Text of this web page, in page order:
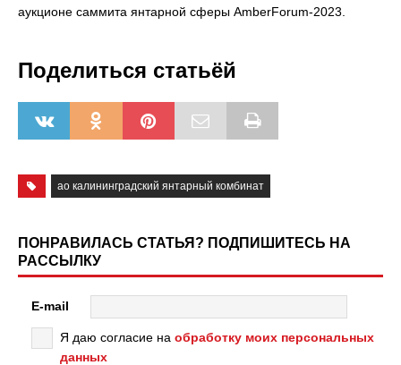
аукционе саммита янтарной сферы AmberForum-2023.
Поделиться статьёй
ао калининградский янтарный комбинат
ПОНРАВИЛАСЬ СТАТЬЯ? ПОДПИШИТЕСЬ НА
РАССЫЛКУ
E-mail
Я даю согласие на обработку моих персональных
данных